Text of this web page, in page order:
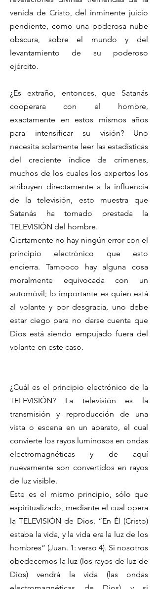
venida de Cristo, del inminente juicio
pendiente, como una poderosa nube
obscura, sobre el mundo y del
levantamiento de su poderoso
ejército.
¿Es extraño, entonces, que Satanás
cooperara con el hombre,
exactamente en estos mismos años
para intensificar su visión? Uno
necesita solamente leer las estadísticas
del creciente índice de crímenes,
muchos de los cuales los expertos los
atribuyen directamente a la influencia
de la televisión, esto muestra que
Satanás ha tomado prestada la
TELEVISIÓN del hombre.
Ciertamente no hay ningún error con el
principio electrónico que esto
encierra. Tampoco hay alguna cosa
moralmente equivocada con un
automóvil; lo importante es quien está
al volante y por desgracia, uno debe
estar ciego para no darse cuenta que
Dios está siendo empujado fuera del
volante en este caso.
¿Cuál es el principio electrónico de la
TELEVISIÓN? La televisión es la
transmisión y reproducción de una
vista o escena en un aparato, el cual
convierte los rayos luminosos en ondas
electromagnéticas y de aquí
nuevamente son convertidos en rayos
de luz visible.
Este es el mismo principio, sólo que
espiritualizado, mediante el cual opera
la TELEVISIÓN de Dios. “En Él (Cristo)
estaba la vida, y la vida era la luz de los
hombres” (Juan. 1: verso 4). Si nosotros
obedecemos la luz (los rayos de luz de
Dios) vendrá la vida (las ondas